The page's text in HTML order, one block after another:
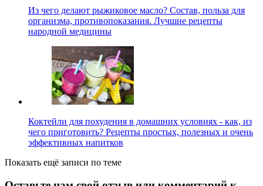
Из чего делают рыжиковое масло? Состав, польза для
организма, противопоказания. Лучшие рецепты
народной медицины
Коктейли для похудения в домашних условиях - как, из
чего приготовить? Рецепты простых, полезных и очень
эффективных напитков
Показать ещё записи по теме